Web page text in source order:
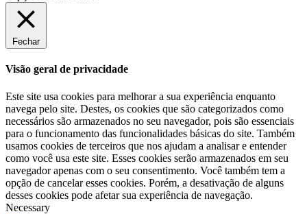
Fechar
Visão geral de privacidade
Este site usa cookies para melhorar a sua experiência enquanto
navega pelo site. Destes, os cookies que são categorizados como
necessários são armazenados no seu navegador, pois são essenciais
para o funcionamento das funcionalidades básicas do site. Também
usamos cookies de terceiros que nos ajudam a analisar e entender
como você usa este site. Esses cookies serão armazenados em seu
navegador apenas com o seu consentimento. Você também tem a
opção de cancelar esses cookies. Porém, a desativação de alguns
desses cookies pode afetar sua experiência de navegação.
Necessary